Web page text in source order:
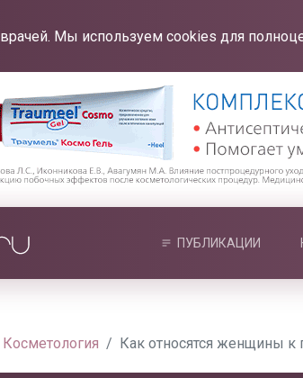
Мы используем cookies для
ПУБЛИКАЦИИ
Косметология Как относятся женщины к